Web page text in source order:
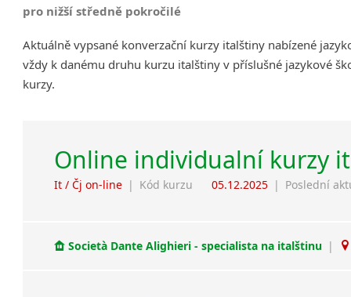
pro nižší středně pokročilé
Aktuálně vypsané konverzační kurzy italštiny nabízené
vždy k danému druhu kurzu italštiny v příslušné jazykové
kurzy.
Online individualní kurzy
It / Čj on-line | Kód kurzu 05.12.2025 | Poslední
Società Dante Alighieri - specialista na italštinu |